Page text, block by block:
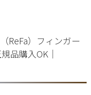
ReFa）フィンガー
品購入OK｜